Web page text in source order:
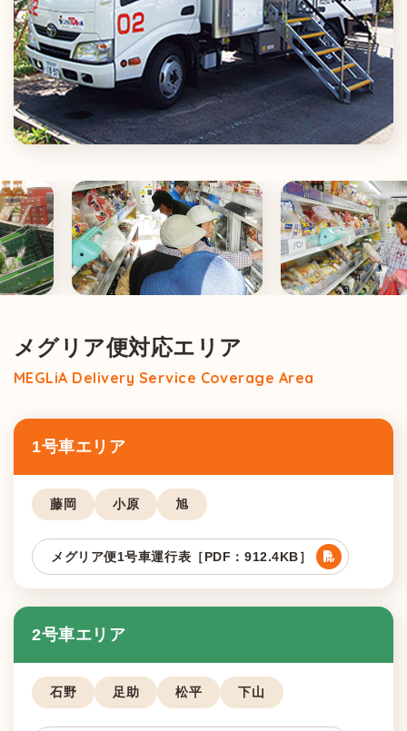
メグリア便対応エリア
MEGLiA Delivery Service Coverage Area
1号車エリア
藤岡 小原 旭
メグリア便1号車運行表［PDF：912.4KB］
2号車エリア
石野 足助 松平 下山